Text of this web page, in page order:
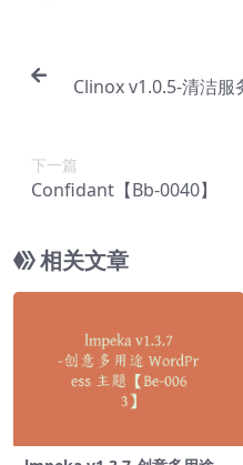
Clinox v1.0.5-清洁服
下一篇
Confidant【Bb-0040】
相关文章